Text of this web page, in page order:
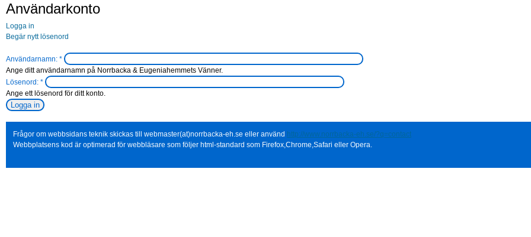
Användarkonto
Logga in
Begär nytt lösenord
Användarnamn: *
Ange ditt användarnamn på Norrbacka & Eugeniahemmets Vänner.
Lösenord: *
Ange ett lösenord för ditt konto.
Frågor om webbsidans teknik skickas till webmaster(at)norrbacka-eh.se eller använd http://www.norrbacka-eh.se/?q=contact
Webbplatsens kod är optimerad för webbläsare som följer html-standard som Firefox,Chrome,Safari eller Opera.